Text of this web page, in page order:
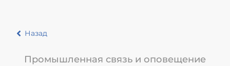
Назад
Промышленная связь и оповещение